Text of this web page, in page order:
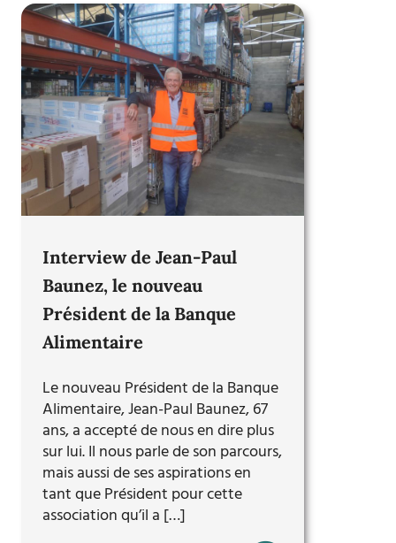
Interview de Jean-Paul
Baunez, le nouveau
Président de la Banque
Alimentaire
Le nouveau Président de la Banque
Alimentaire, Jean-Paul Baunez, 67
ans, a accepté de nous en dire plus
sur lui. Il nous parle de son parcours,
mais aussi de ses aspirations en
tant que Président pour cette
association qu’il a […]